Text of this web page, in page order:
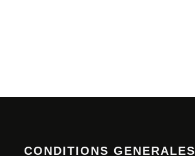
CONDITIONS GENERALES